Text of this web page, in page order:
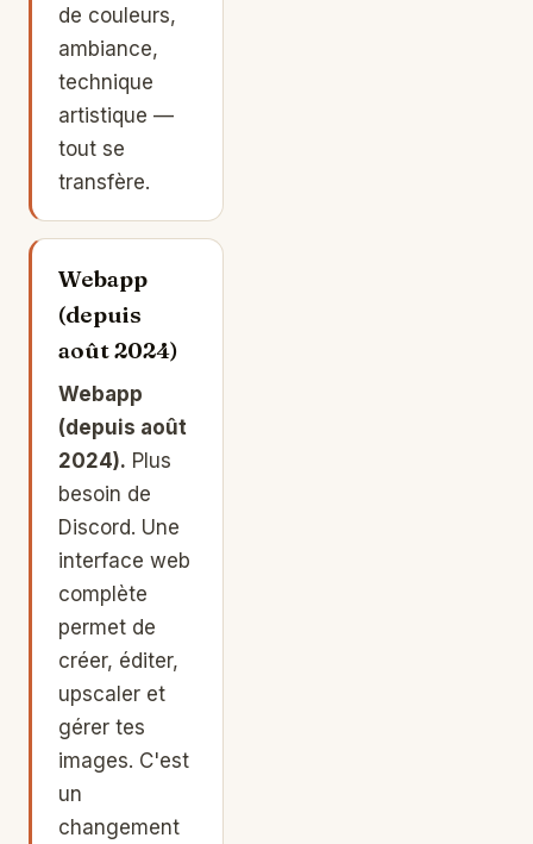
de couleurs,
ambiance,
technique
artistique —
tout se
transfère.
Webapp
(depuis
août 2024)
Webapp
(depuis août
2024). Plus
besoin de
Discord. Une
interface web
complète
permet de
créer, éditer,
upscaler et
gérer tes
images. C'est
un
changement